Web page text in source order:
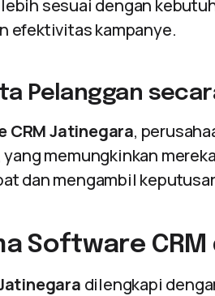
sesuai dengan
efektivitas kampanye.
Pelanggan
CRM Jatinegara,
memungkinkan
dan mengambil
Software
dilengkapi